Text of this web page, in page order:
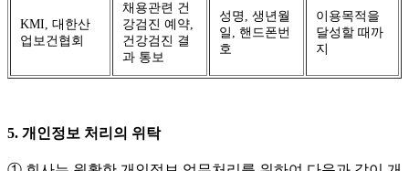
KMI, 대한산
업보건협회
채용관련 건
강검진 예약,
건강검진 결
과 통보
성명, 생년월
일, 핸드폰번
호
이용목적을
달성할 때까
지
5. 개인정보 처리의 위탁